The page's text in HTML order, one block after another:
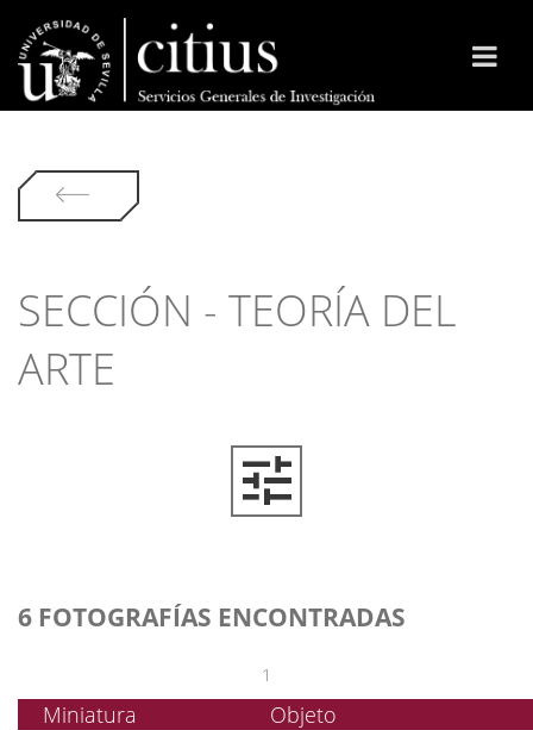
SECCIÓN - TEORÍA DEL
ARTE
6 FOTOGRAFÍAS ENCONTRADAS
1
Miniatura
Objeto